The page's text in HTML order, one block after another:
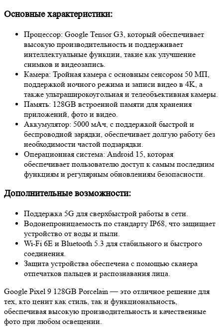
Основные характеристики:
Процессор: Google Tensor G3, который обеспечивает
высокую производительность и поддерживает
интеллектуальные функции, такие как улучшение
снимков и видеозапись.
Камера: Тройная камера с основным сенсором 50 МП,
поддержкой ночного режима и записи видео в 4K, а
также ультраширокоугольная и телеобъективная камеры.
Память: 128GB встроенной памяти для хранения
приложений, фото и видео.
Аккумулятор: 5000 мАч, с поддержкой быстрой и
беспроводной зарядки, обеспечивает долгую работу без
необходимости частой подзарядки.
Операционная система: Android 15, которая
обеспечивает пользователю доступ к самым последним
функциям и регулярным обновлениям безопасности.
Дополнительные возможности:
Поддержка 5G для сверхбыстрой работы в сети.
Водонепроницаемость по стандарту IP68, что защищает
устройство от воды и пыли.
Wi-Fi 6E и Bluetooth 5.3 для стабильного и быстрого
соединения.
Защита устройства обеспечена с помощью сканера
отпечатков пальцев и распознавания лица.
Google Pixel 9 128GB Porcelain — это отличное решение для
тех, кто ценит как стиль, так и функциональность,
обеспечивая высокую производительность и качественные
фото при любом освещении.